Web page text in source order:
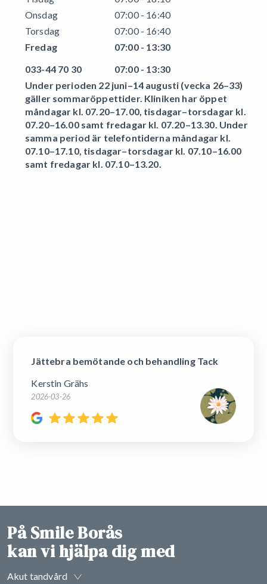
Onsdag
07:00 - 16:40
Torsdag
07:00 - 16:40
Fredag
07:00 - 13:30
033-44 70 30
07:00 - 13:30
Under perioden 22 juni–14 augusti (vecka 26–33)
gäller sommaröppettider. Kliniken har öppet
måndagar kl. 07.20–17.00, tisdagar–torsdagar kl.
07.20–16.00 samt fredagar kl. 07.20–13.30. Under
samma period är telefontiderna måndagar kl.
07.10–17.10, tisdagar–torsdagar kl. 07.10–16.00
samt fredagar kl. 07.10–13.20.
Jättebra bemötande och behandling Tack
Kerstin Grähs
2026-03-26
På Smile Borås
kan vi hjälpa dig med
Akut tandvård